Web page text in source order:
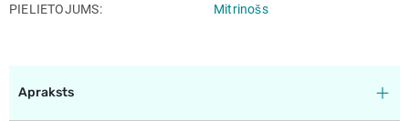
PIELIETOJUMS Mitrinošs
Apraksts